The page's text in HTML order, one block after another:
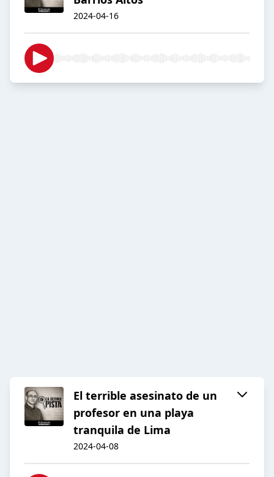
2024-04-16
El terrible asesinato de un
profesor en una playa
tranquila de Lima
2024-04-08